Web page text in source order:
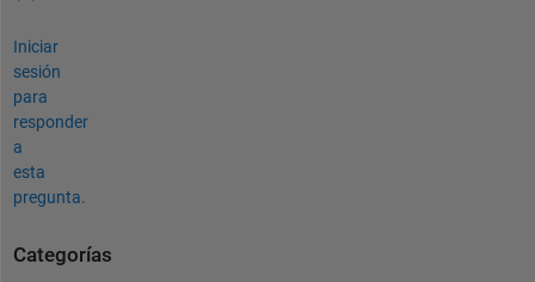
Iniciar
sesión
para
responder
a
esta
pregunta.
Categorías